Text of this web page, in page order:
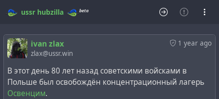
ussr hubzilla beta
1 year ago
ivan zlax
zlax@ussr.win
В этот день 80 лет назад советскими войсками в
Польше был освобождён концентрационный лагерь
Освенцим.